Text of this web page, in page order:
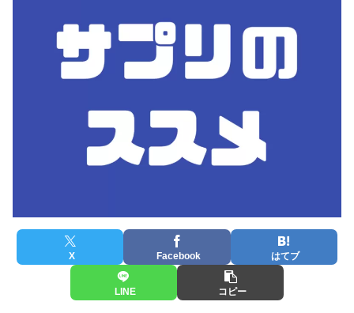
X Facebook はてブ
LINE コピー